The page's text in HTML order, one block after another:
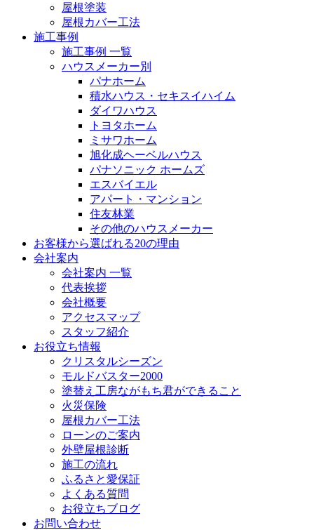
屋根塗装
屋根カバー工法
施工事例
施工事例 一覧
ハウスメーカー別
パナホーム
積水ハウス・セキスイハイム
ダイワハウス
トヨタホーム
ミサワホーム
旭化成ヘーベルハウス
パナソニック ホームズ
エスバイエル
アパート・マンション
住友林業
その他のハウスメーカー
お客様から選ばれる20の理由
会社案内
会社案内 一覧
代表挨拶
会社概要
アクセスマップ
スタッフ紹介
お役立ち情報
クリスタルシーズン
モルドバスター2000
塗替え工房ながもち君ができること
火災保険
屋根カバー工法
ローンのご案内
外壁屋根診断
施工の流れ
ふるさと愛保証
よくある質問
お役立ちブログ
お問い合わせ